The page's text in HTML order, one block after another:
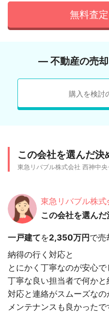
無料査
― 不動産の売
購入を検討
この会社を選んだ決
東急リバブル株式会社 西神中央
東急リバブル株
この会社を選んだ
一戸建てを2,350万円で売
納得の行く対応と
とにかく丁寧なのが安心で
丁寧な良い担当者で何か
対応と連絡がスムーズなの
メンテナンスも良かったで